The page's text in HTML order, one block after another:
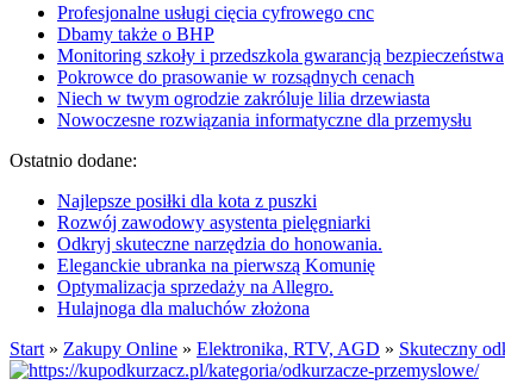
Profesjonalne usługi cięcia cyfrowego cnc
Dbamy także o BHP
Monitoring szkoły i przedszkola gwarancją bezpieczeństwa
Pokrowce do prasowanie w rozsądnych cenach
Niech w twym ogrodzie zakróluje lilia drzewiasta
Nowoczesne rozwiązania informatyczne dla przemysłu
Ostatnio dodane:
Najlepsze posiłki dla kota z puszki
Rozwój zawodowy asystenta pielęgniarki
Odkryj skuteczne narzędzia do honowania.
Eleganckie ubranka na pierwszą Komunię
Optymalizacja sprzedaży na Allegro.
Hulajnoga dla maluchów złożona
Start » Zakupy Online » Elektronika, RTV, AGD » Skuteczny